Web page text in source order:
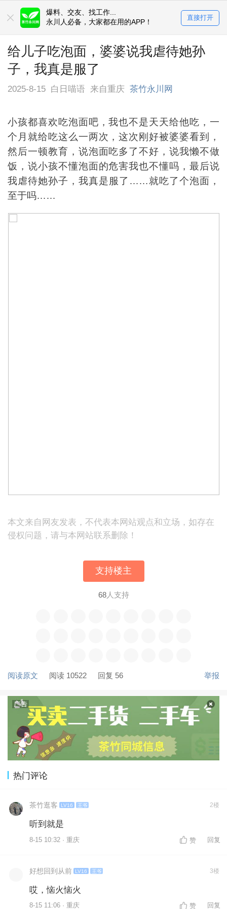
爆料、交友、找工作...
永川人必备，大家都在用的APP！
直接打开
给儿子吃泡面，婆婆说我虐待她孙
子，我真是服了
2025-8-15 白日喵语 来自重庆 茶竹永川网
小孩都喜欢吃泡面吧，我也不是天天给他吃，一
个月就给吃这么一两次，这次刚好被婆婆看到，
然后一顿教育，说泡面吃多了不好，说我懒不做
饭，说小孩不懂泡面的危害我也不懂吗，最后说
我虐待她孙子，我真是服了……就吃了个泡面，
至于吗……
本文来自网友发表，不代表本网站观点和立场，如存在
侵权问题，请与本网站联系删除！
支持楼主
68人支持
阅读原文 阅读 10522 回复 56 举报
热门评论
茶竹逛客 LV16 王爷 2楼
听到就是
8-15 10:32 · 重庆 赞 回复
好想回到从前 LV16 王爷 3楼
哎，恼火恼火
8-15 11:06 · 重庆 赞 回复